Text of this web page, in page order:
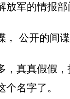
放军的情报
。公开的间
，真真假假
名字了。